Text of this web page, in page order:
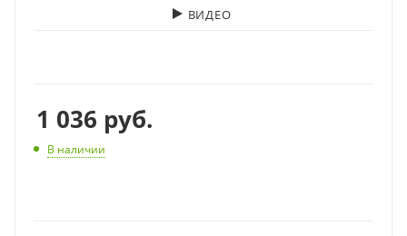
ВИДЕО
1 036 руб.
В наличии